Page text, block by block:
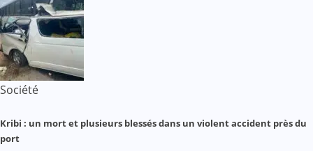
Société
Kribi : un mort et plusieurs blessés dans un violent accident près du
port